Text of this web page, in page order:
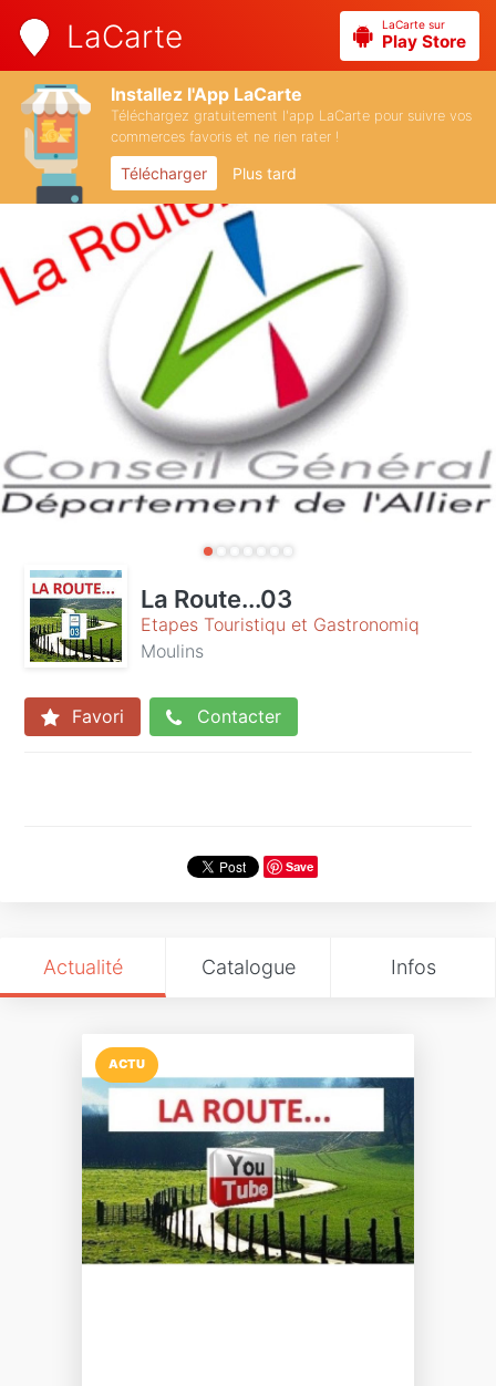
LaCarte LaCarte sur
Play Store
Installez l'App LaCarte
Téléchargez gratuitement l'app LaCarte pour suivre vos
commerces favoris et ne rien rater !
Télécharger Plus tard
La Route...03
Etapes Touristiqu et Gastronomiq
Moulins
Favori Contacter
Save
Actualité Catalogue Infos
ACTU